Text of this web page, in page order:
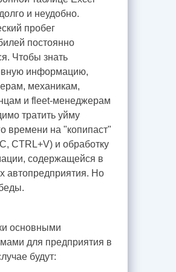
и неудобно.
пробег
постоянно
Чтобы знать
информацию,
механикам,
и fleet-менеджерам
тратить уйму
времени на "копипаст"
CTRL+V) и обработку
содержащейся в
автопредприятия. Но
основными
для предприятия в
будут: